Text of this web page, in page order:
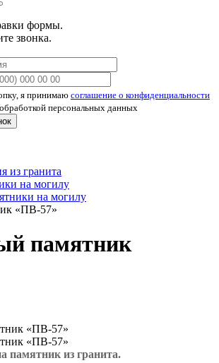
формы.
звонка.
я принимаю соглашение о конфиденциальности
персональных данных
из гранита
на могилу
на могилу
«ПВ-57»
памятник
памятник из гранита.